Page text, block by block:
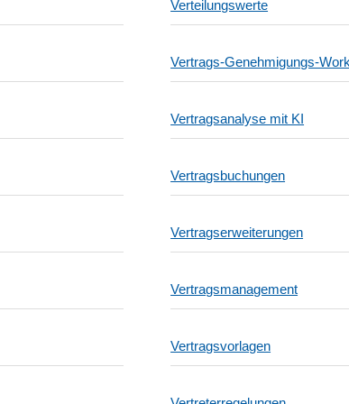
Verteilungswerte
Vertrags-Genehmigungs-
Vertragsanalyse mit KI
Vertragsbuchungen
Vertragserweiterungen
Vertragsmanagement
Vertragsvorlagen